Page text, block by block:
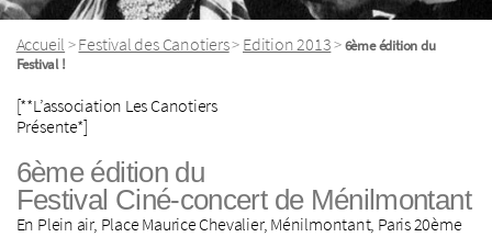
Accueil >Festival des Canotiers> Edition 2013>6ème édition du
Festival !
[**L’association Les Canotiers
Présente*]
6ème édition du
Festival Ciné-concert de Ménilmontant
En Plein air, Place Maurice Chevalier, Ménilmontant, Paris 20ème